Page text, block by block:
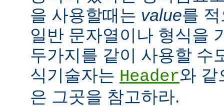
을 사용할때는 value를
일반 문자열이나 형식을
두가지를 같이 사용할 수
식기술자는 Header와 같
은 그곳을 참고하라.